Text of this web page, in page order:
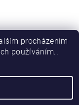
vyhrazena
procházením
používáním..